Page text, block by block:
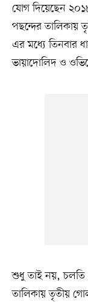
যোগ দিয়েছেন
পছন্দের তালিকায়
এর মধ্যে তিনবার
ভায়াদোলিদ ও
শুধু তাই নয়, চলতি
তালিকায় তৃতীয়